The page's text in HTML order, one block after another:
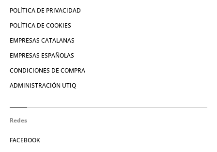
POLÍTICA DE PRIVACIDAD
POLÍTICA DE COOKIES
EMPRESAS CATALANAS
EMPRESAS ESPAÑOLAS
CONDICIONES DE COMPRA
ADMINISTRACIÓN UTIQ
Redes
FACEBOOK